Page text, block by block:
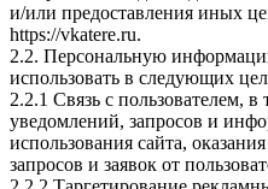
и/или предоставления иных
https://vkatere.ru.
2.2. Персональную
использовать в следующих
2.2.1 Связь с пользователем,
уведомлений, запросов и
использования сайта,
запросов и заявок от